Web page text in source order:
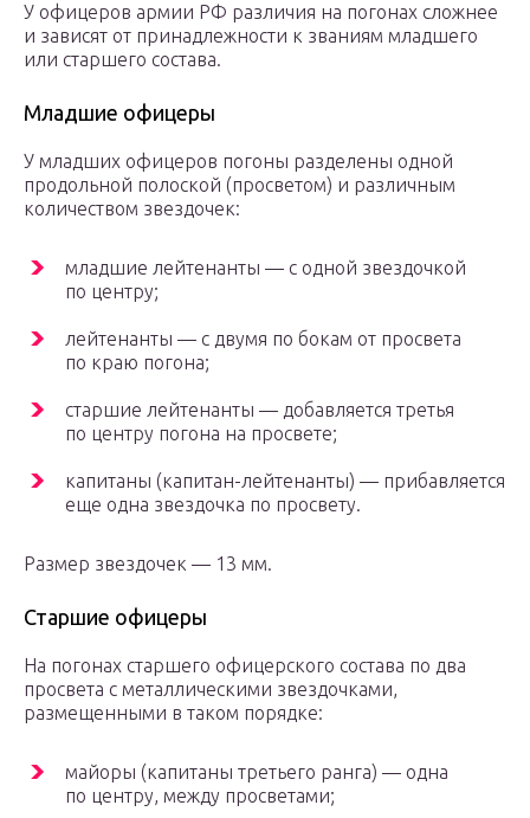
У офицеров армии РФ различия на погонах сложнее
и зависят от принадлежности к званиям младшего
или старшего состава.
Младшие офицеры
У младших офицеров погоны разделены одной
продольной полоской (просветом) и различным
количеством звездочек:
младшие лейтенанты — с одной звездочкой
по центру;
лейтенанты — с двумя по бокам от просвета
по краю погона;
старшие лейтенанты — добавляется третья
по центру погона на просвете;
капитаны (капитан-лейтенанты) — прибавляется
еще одна звездочка по просвету.
Размер звездочек — 13 мм.
Старшие офицеры
На погонах старшего офицерского состава по два
просвета с металлическими звездочками,
размещенными в таком порядке:
майоры (капитаны третьего ранга) — одна
по центру, между просветами;